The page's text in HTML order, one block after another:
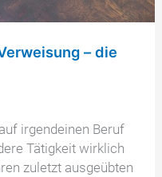
– die
irgendeinen Beruf
Tätigkeit wirklich
zuletzt ausgeübten